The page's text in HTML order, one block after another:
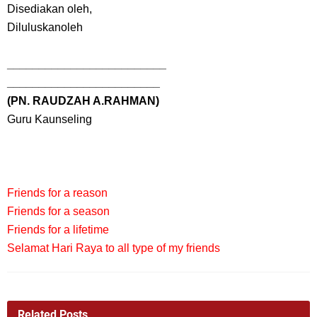
Disediakan oleh,
Diluluskanoleh
(PN. RAUDZAH A.RAHMAN)
Guru Kaunseling
Friends for a reason
Friends for a season
Friends for a lifetime
Selamat Hari Raya to all type of my friends